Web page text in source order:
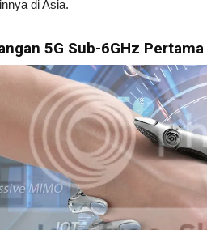
di Asia.
5G Sub-6GHz